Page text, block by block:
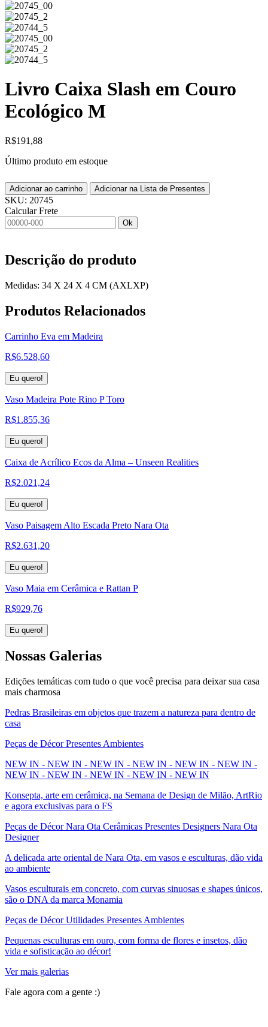
Livro Caixa Slash em Couro
Ecológico M
R$191,88
Último produto em estoque
Adicionar ao carrinho Adicionar na Lista de Presentes
SKU: 20745
Calcular Frete
Ok
Descrição do produto
Medidas: 34 X 24 X 4 CM (AXLXP)
Produtos Relacionados
Carrinho Eva em Madeira
R$6.528,60
Eu quero!
Vaso Madeira Pote Rino P Toro
R$1.855,36
Eu quero!
Caixa de Acrílico Ecos da Alma – Unseen Realities
R$2.021,24
Eu quero!
Vaso Paisagem Alto Escada Preto Nara Ota
R$2.631,20
Eu quero!
Vaso Maia em Cerâmica e Rattan P
R$929,76
Eu quero!
Nossas Galerias
Edições temáticas com tudo o que você precisa para deixar sua casa
mais charmosa
Pedras Brasileiras em objetos que trazem a natureza para dentro de
casa
Peças de Décor Presentes Ambientes
NEW IN - NEW IN - NEW IN - NEW IN - NEW IN - NEW IN -
NEW IN - NEW IN - NEW IN - NEW IN - NEW IN
Konsepta, arte em cerâmica, na Semana de Design de Milão, ArtRio
e agora exclusivas para o FS
Peças de Décor Nara Ota Cerâmicas Presentes Designers Nara Ota
Designer
A delicada arte oriental de Nara Ota, em vasos e esculturas, dão vida
ao ambiente
Vasos esculturais em concreto, com curvas sinuosas e shapes únicos,
são o DNA da marca Monamia
Peças de Décor Utilidades Presentes Ambientes
Pequenas esculturas em ouro, com forma de flores e insetos, dão
vida e sofisticação ao décor!
Ver mais galerias
Fale agora com a gente :)